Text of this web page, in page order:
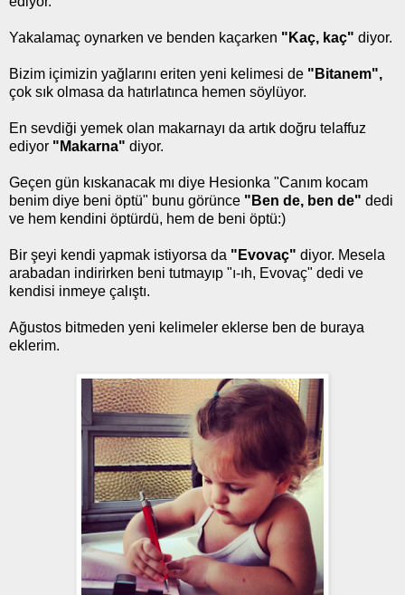
Yakalamaç oynarken ve benden kaçarken "Kaç, kaç" diyor.
Bizim içimizin yağlarını eriten yeni kelimesi de "Bitanem",
çok sık olmasa da hatırlatınca hemen söylüyor.
En sevdiği yemek olan makarnayı da artık doğru telaffuz
ediyor "Makarna" diyor.
Geçen gün kıskanacak mı diye Hesionka "Canım kocam
benim diye beni öptü" bunu görünce "Ben de, ben de" dedi
ve hem kendini öptürdü, hem de beni öptü:)
Bir şeyi kendi yapmak istiyorsa da "Evovaç" diyor. Mesela
arabadan indirirken beni tutmayıp "ı-ıh, Evovaç" dedi ve
kendisi inmeye çalıştı.
Ağustos bitmeden yeni kelimeler eklerse ben de buraya
eklerim.